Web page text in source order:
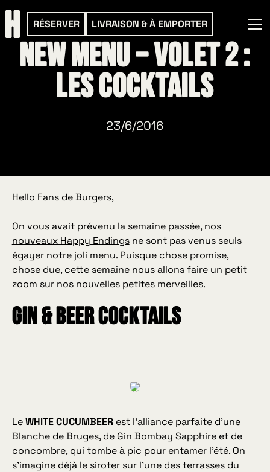
RÉSERVER LIVRAISON & À EMPORTER
NEW MENU – Volet 2 :
les cocktails
23/6/2016
Hello Fans de Burgers,
On vous avait prévenu la semaine passée, nos
nouveaux Happy Endingsne sont pas venus seuls
égayer notre joli menu. Puisque chose promise,
chose due, cette semaine nous allons faire un petit
zoom sur nos nouvelles petites merveilles.
Gin & Beer cocktails
LeWHITE CUCUMBEERest l’alliance parfaite d’une
Blanche de Bruges, de Gin Bombay Sapphire et de
concombre, qui tombe à pic pour entamer l’été. On
s’imagine déjà le siroter sur l’une des terrasses du